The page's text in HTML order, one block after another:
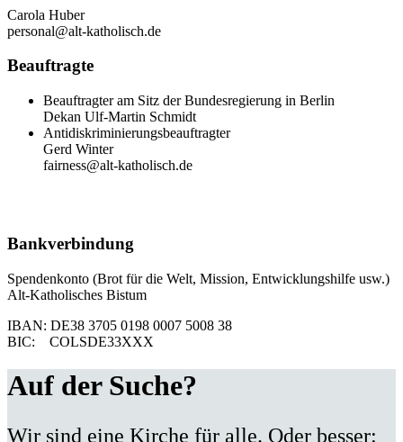
Carola Huber
personal@alt-katholisch.de
Beauftragte
Beauftragter am Sitz der Bundesregierung in Berlin
Dekan Ulf-Martin Schmidt
Antidiskriminierungsbeauftragter
Gerd Winter
fairness@alt-katholisch.de
Bankverbindung
Spendenkonto (Brot für die Welt, Mission, Entwicklungshilfe usw.)
Alt-Katholisches Bistum
IBAN: DE38 3705 0198 0007 5008 38
BIC: COLSDE33XXX
Auf der Suche?
Wir sind eine Kirche für alle. Oder besser: